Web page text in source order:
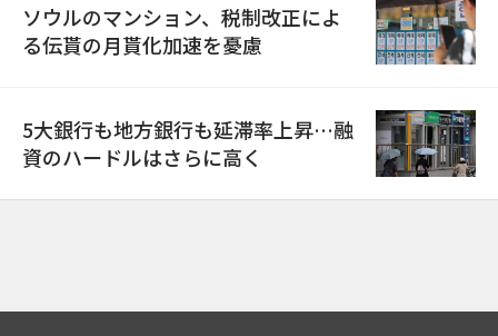
ソウルのマンション、税制改正によ
る伝貰の月貰化加速を憂慮
5大銀行も地方銀行も延滞率上昇…融
資のハードルはさらに高く